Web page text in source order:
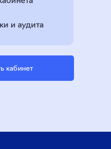
и аудита
кабинет